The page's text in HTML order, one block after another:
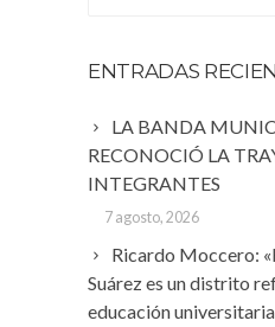
ENTRADAS
LA BANDA
RECONOCIÓ LA
INTEGRANTES
7 agosto, 2026
Ricardo Moccero:
Suárez es un distrito
educación